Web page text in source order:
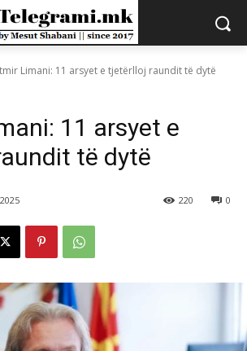
Limani: 11 arsyet e tjetërlloj raundit të dytë
11 arsyet e
të dytë
0
220